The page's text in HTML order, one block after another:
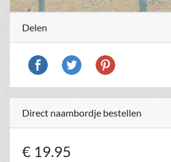
Delen
Direct naambordje bestellen
€ 19.95